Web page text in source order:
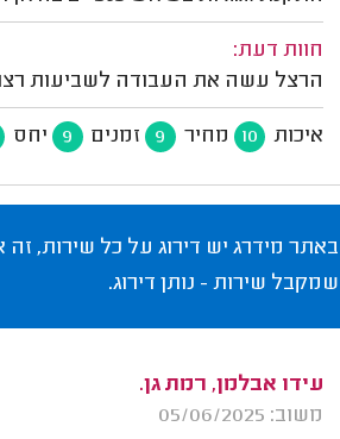
חוות דעת:
הרצל עשה את העבודה לשביעות
איכות 10 מחיר 9 זמנים 9 יחס
באתר מידרג יש דירוג על כל שירות,
שמקבל שירות - נותן דירוג.
עידו אבלמן, רמת גן.
משוב: 05/06/2025